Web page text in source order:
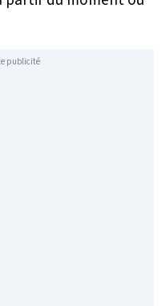
publicité